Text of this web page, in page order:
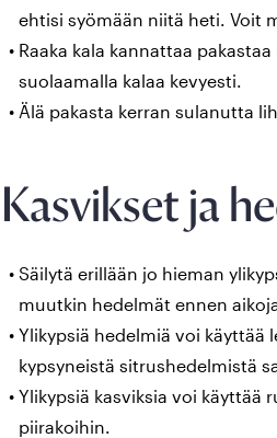
ehtisi syömään niitä heti. Voit
Raaka kala kannattaa
suolaamalla kalaa kevyesti.
Älä pakasta kerran sulanutta
Kasvikset ja
Säilytä erillään jo hieman
muutkin hedelmät ennen
Ylikypsiä hedelmiä voi käyttää
kypsyneistä sitrushedelmistä
Ylikypsiä kasviksia voi käyttää
piirakoihin.